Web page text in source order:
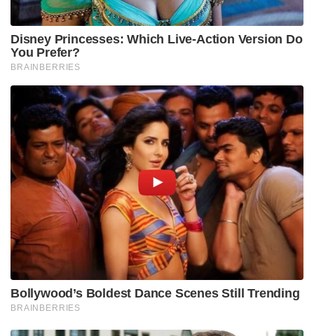
Disney Princesses: Which Live-Action Version Do
You Prefer?
BRAINBERRIES
Bollywood’s Boldest Dance Scenes Still Trending
BRAINBERRIES